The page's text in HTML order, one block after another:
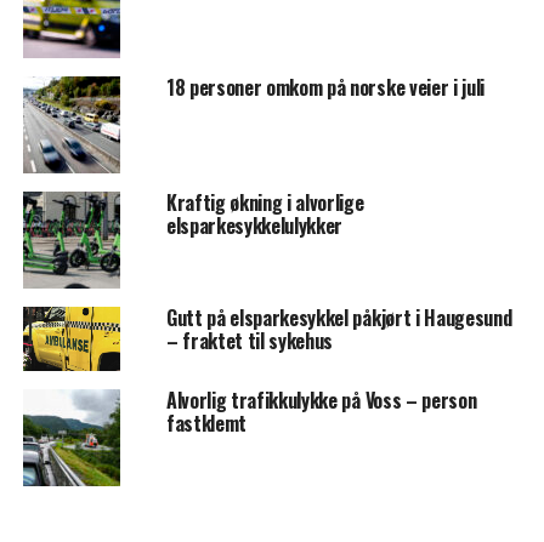
18 personer omkom på norske veier i juli
Kraftig økning i alvorlige
elsparkesykkelulykker
Gutt på elsparkesykkel påkjørt i Haugesund
– fraktet til sykehus
Alvorlig trafikkulykke på Voss – person
fastklemt